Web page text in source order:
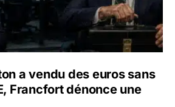
a vendu des euros sans
Francfort dénonce une